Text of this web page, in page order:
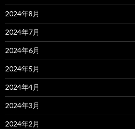
2024年8月
2024年7月
2024年6月
2024年5月
2024年4月
2024年3月
2024年2月